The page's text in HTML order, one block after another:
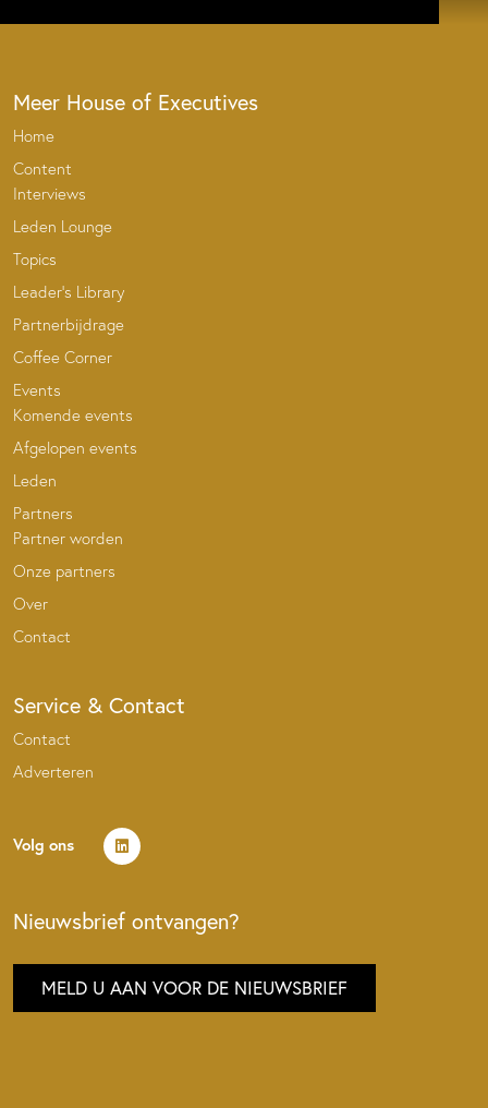
Meer House of Executives
Home
Content
Interviews
Leden Lounge
Topics
Leader’s Library
Partnerbijdrage
Coffee Corner
Events
Komende events
Afgelopen events
Leden
Partners
Partner worden
Onze partners
Over
Contact
Service & Contact
Contact
Adverteren
Volg ons
Nieuwsbrief ontvangen?
MELD U AAN VOOR DE NIEUWSBRIEF